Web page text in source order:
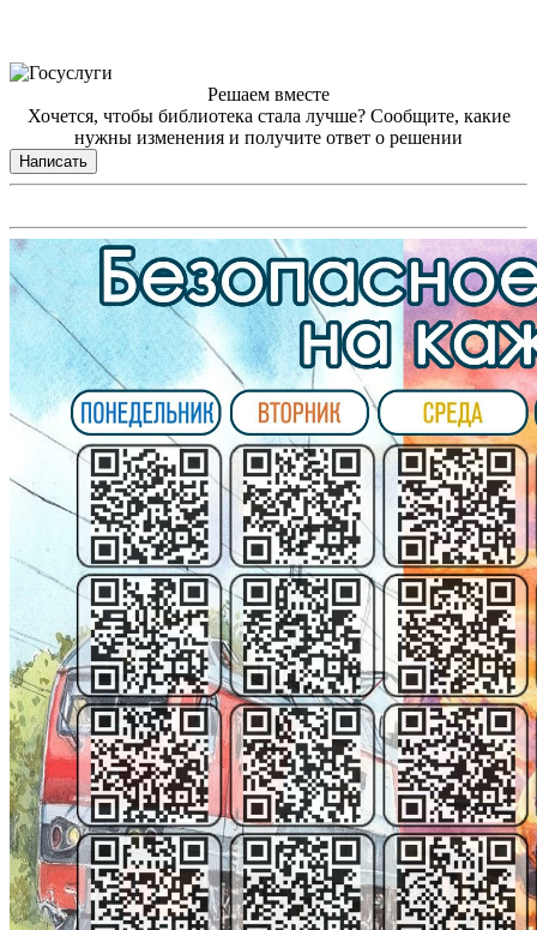
Решаем вместе
Хочется, чтобы библиотека стала лучше? Сообщите, какие
нужны изменения и получите ответ о решении
Написать